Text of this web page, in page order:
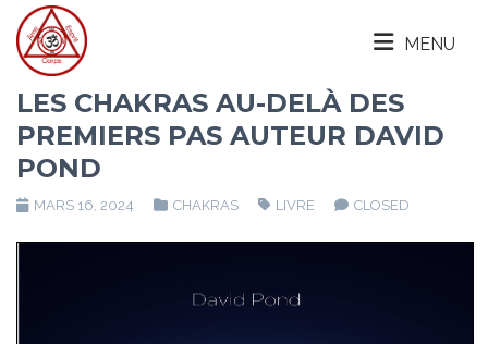
MENU
LES CHAKRAS AU-DELÀ DES
PREMIERS PAS AUTEUR DAVID
POND
MARS 16, 2024 CHAKRAS LIVRE CLOSED